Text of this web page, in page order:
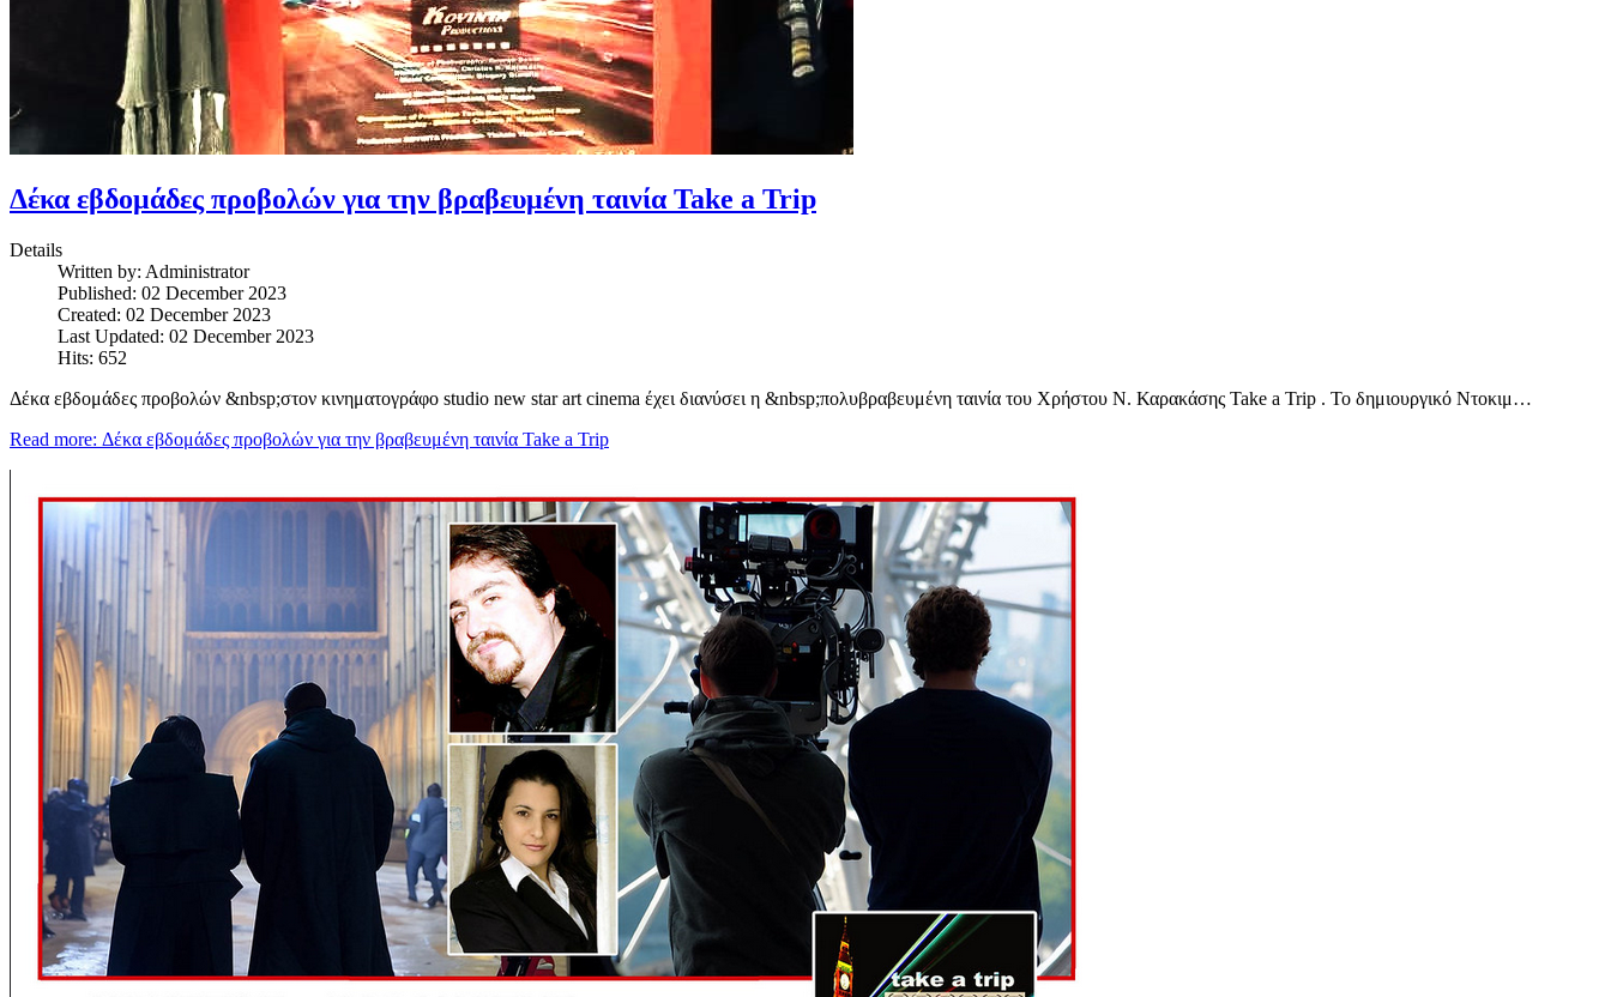
Δέκα εβδομάδες προβολών για την βραβευμένη ταινία Take a Trip
Details
Written by: Administrator
Published: 02 December 2023
Created: 02 December 2023
Last Updated: 02 December 2023
Hits: 652
Δέκα εβδομάδες προβολών &nbsp;στον κινηματογράφο studio new star art cinema έχει διανύσει η &nbsp;πολυβραβευμένη ταινία του Χρήστου Ν. Καρακάσης Take a Trip . Το δημιουργικό Ντοκιμ…
Read more: Δέκα εβδομάδες προβολών για την βραβευμένη ταινία Take a Trip